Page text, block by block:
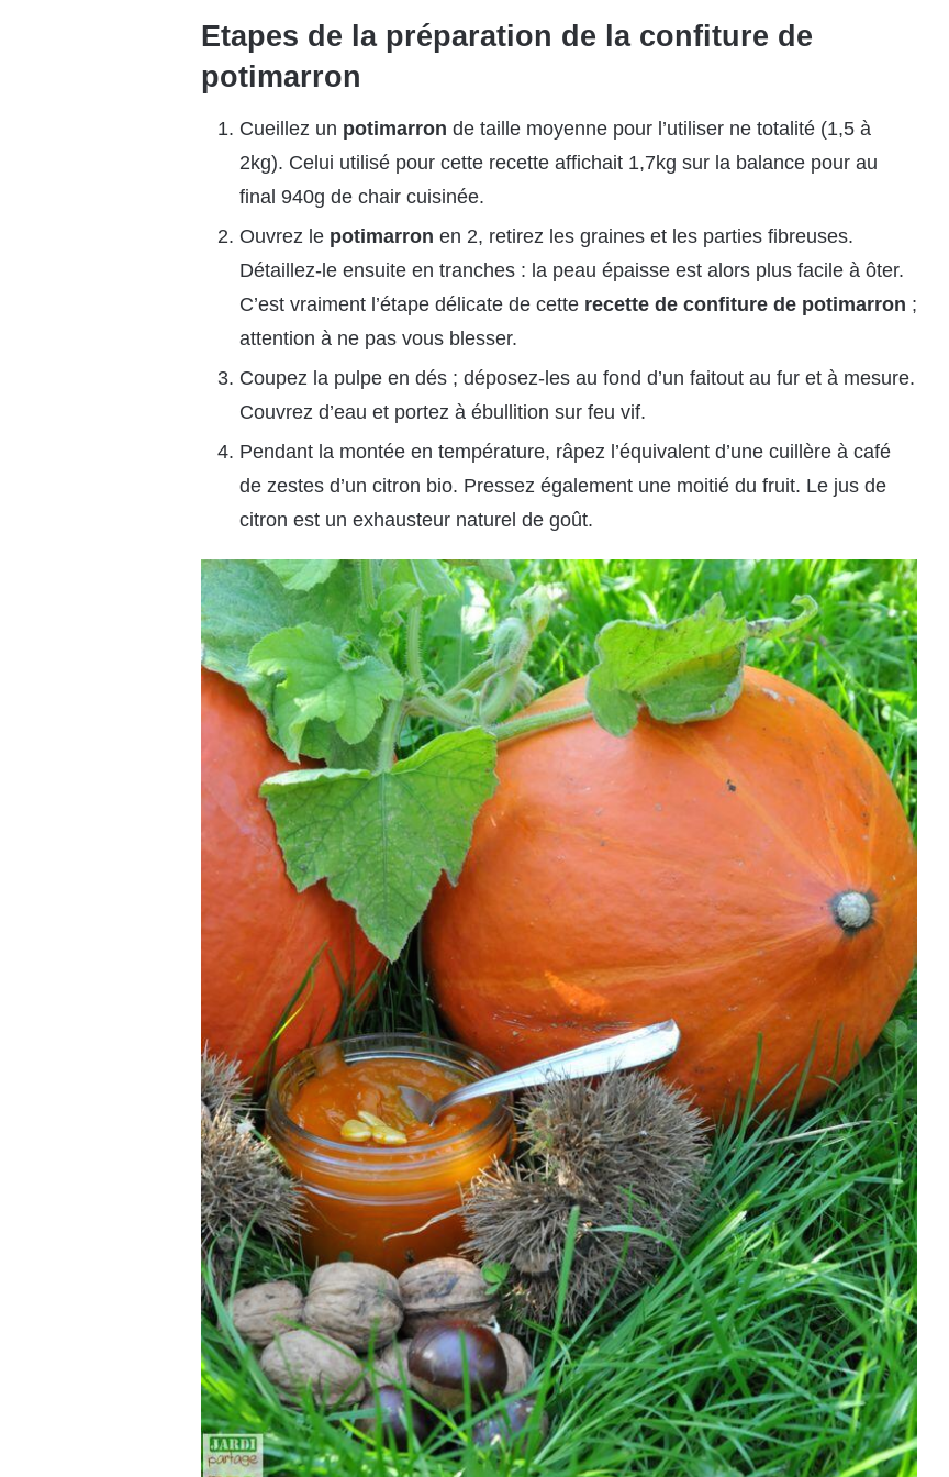
Etapes de la préparation de la confiture de
potimarron
Cueillez un potimarron de taille moyenne pour l’utiliser ne totalité (1,5 à
2kg). Celui utilisé pour cette recette affichait 1,7kg sur la balance pour au
final 940g de chair cuisinée.
Ouvrez le potimarron en 2, retirez les graines et les parties fibreuses.
Détaillez-le ensuite en tranches : la peau épaisse est alors plus facile à ôter.
C’est vraiment l’étape délicate de cette recette de confiture de potimarron ;
attention à ne pas vous blesser.
Coupez la pulpe en dés ; déposez-les au fond d’un faitout au fur et à mesure.
Couvrez d’eau et portez à ébullition sur feu vif.
Pendant la montée en température, râpez l’équivalent d’une cuillère à café
de zestes d’un citron bio. Pressez également une moitié du fruit. Le jus de
citron est un exhausteur naturel de goût.